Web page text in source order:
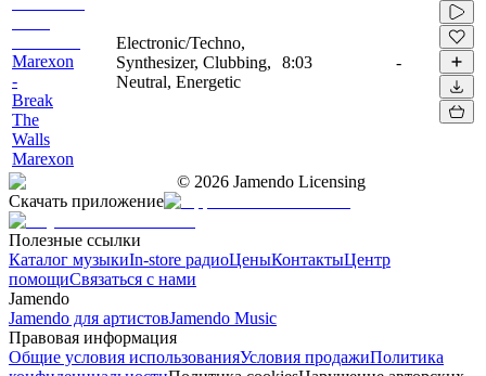
Marexon
-
Break
The
Walls
Marexon
Electronic/Techno,
Synthesizer, Clubbing,
Neutral, Energetic
8:03 -
© 2026 Jamendo Licensing
Скачать приложение
Полезные ссылки
Каталог музыкиIn-store радиоЦеныКонтактыЦентр
помощиСвязаться с нами
Jamendo
Jamendo для артистовJamendo Music
Правовая информация
Общие условия использованияУсловия продажиПолитика